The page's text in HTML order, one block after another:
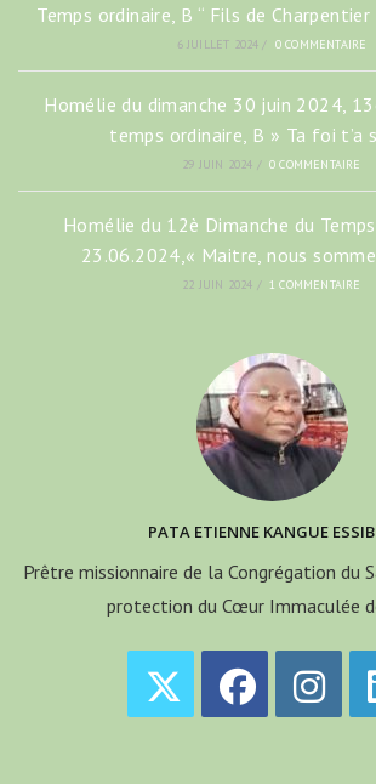
Temps ordinaire, B “ Fils de
6 JUILLET 2024 / 0 COMMENTAIRE
Homélie du dimanche 30 juin 2024,
temps ordinaire, B » Ta foi t’a
29 JUIN 2024 / 0 COMMENTAIRE
Homélie du 12è Dimanche du Temps
23.06.2024,« Maitre, nous
22 JUIN 2024 / 1 COMMENTAIRE
PATA ETIENNE KANGUE
Prêtre missionnaire de la Congrégation du
protection du Cœur Immaculée